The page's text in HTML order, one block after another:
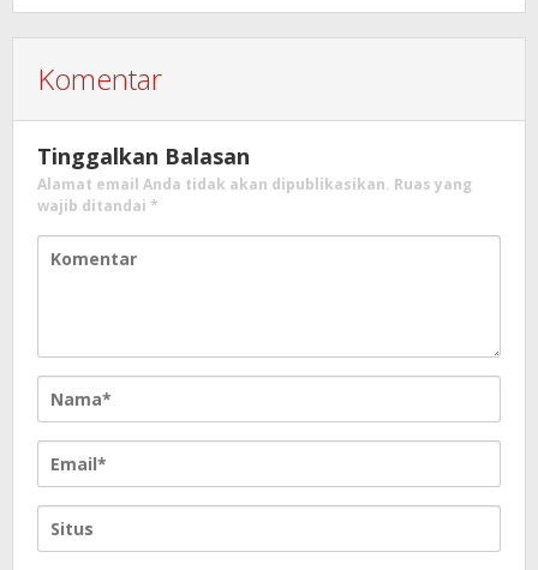
Komentar
Tinggalkan Balasan
Alamat email Anda tidak akan dipublikasikan. Ruas yang
wajib ditandai *